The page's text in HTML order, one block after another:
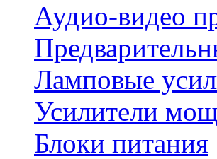
Аудио-видео
Ламповые
Усилители
Блоки питания